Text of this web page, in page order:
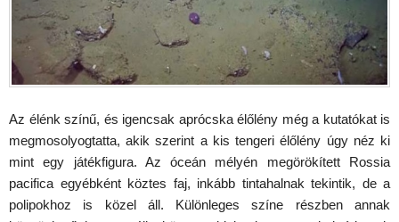
Az élénk színű, és igencsak aprócska élőlény még a kutatókat is
megmosolyogtatta, akik szerint a kis tengeri élőlény úgy néz ki
mint egy játékfigura. Az óceán mélyén megörökített Rossia
pacifica egyébként köztes faj, inkább tintahalnak tekintik, de a
polipokhoz is közel áll. Különleges színe részben annak